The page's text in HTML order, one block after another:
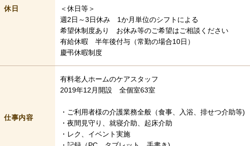
休日
＜休日等＞
週2日～3日休み 1か月単位のシフトによる
希望休制度あり お休み等のご希望はご相談ください
有給休暇 半年後付与（常勤の場合10日）
慶弔休暇制度
仕事内容
有料老人ホームのケアスタッフ
2019年12月開設 全個室63室
・ご利用者様の介護業務全般（食事、入浴、排せつ介助等)
・夜間見守り、就寝介助、起床介助
・レク、イベント実施